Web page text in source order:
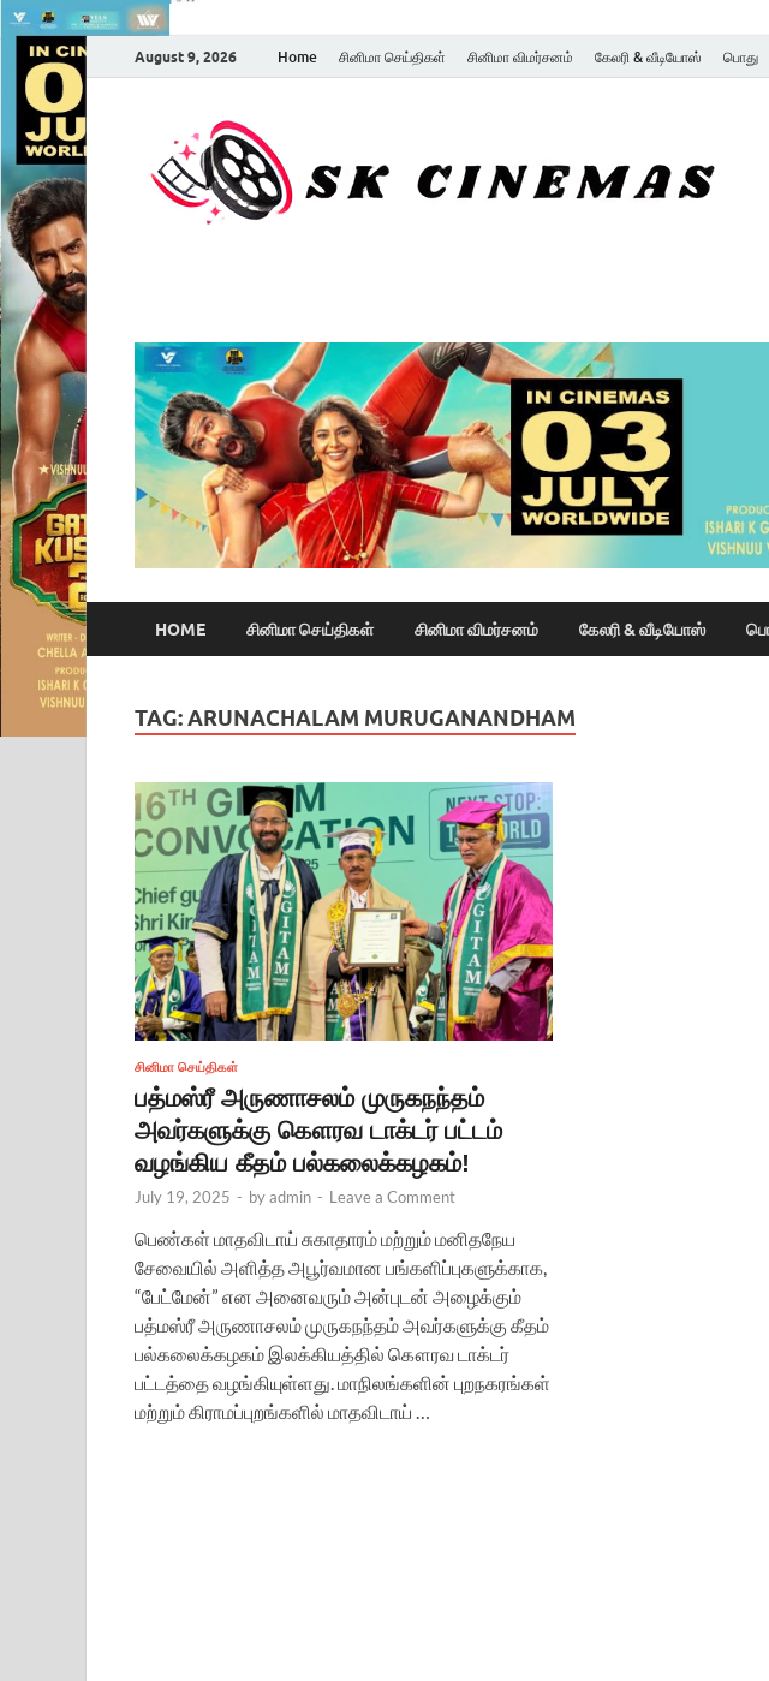
August 9, 2026 Home சினிமா செய்திகள் சினிமா விமர்சனம் கேலரி & வீடியோஸ் பொது
HOME சினிமா செய்திகள் சினிமா விமர்சனம் கேலரி & வீடியோஸ்
TAG:ARUNACHALAM MURUGANANDHAM
சினிமா செய்திகள்
பத்மஸ்ரீ அருணாசலம் முருகநந்தம்
அவர்களுக்கு கௌரவ டாக்டர் பட்டம்
வழங்கிய கீதம் பல்கலைக்கழகம்!
July 19, 2025 - byadmin - Leave a Comment
பெண்கள் மாதவிடாய் சுகாதாரம் மற்றும் மனிதநேய
சேவையில் அளித்த அபூர்வமான பங்களிப்புகளுக்காக,
“பேட்மேன்” என அனைவரும் அன்புடன் அழைக்கும்
பத்மஸ்ரீ அருணாசலம் முருகநந்தம் அவர்களுக்கு கீதம்
பல்கலைக்கழகம் இலக்கியத்தில் கௌரவ டாக்டர்
பட்டத்தை வழங்கியுள்ளது. மாநிலங்களின் புறநகரங்கள்
மற்றும் கிராமப்புறங்களில் மாதவிடாய் …